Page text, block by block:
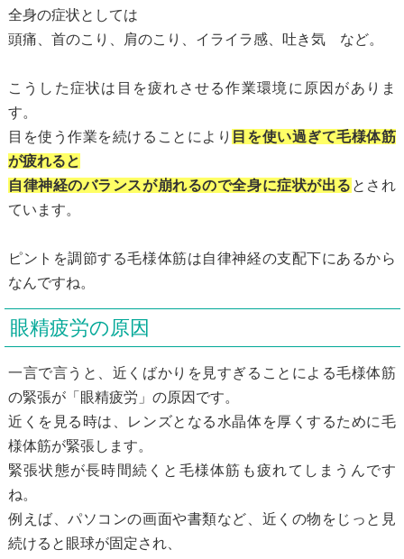
全身の症状としては
頭痛、首のこり、肩のこり、イライラ感、吐き気 など。
こうした症状は目を疲れさせる作業環境に原因がありま
す。
目を使う作業を続けることにより 目を使い過ぎて毛様体筋
が疲れると
自律神経のバランスが崩れるので全身に症状が出る とされ
ています。
ピントを調節する毛様体筋は自律神経の支配下にあるから
なんですね。
眼精疲労の原因
一言で言うと、近くばかりを見すぎることによる毛様体筋
の緊張が「眼精疲労」の原因です。
近くを見る時は、レンズとなる水晶体を厚くするために毛
様体筋が緊張します。
緊張状態が長時間続くと毛様体筋も疲れてしまうんです
ね。
例えば、パソコンの画面や書類など、近くの物をじっと見
続けると眼球が固定され、